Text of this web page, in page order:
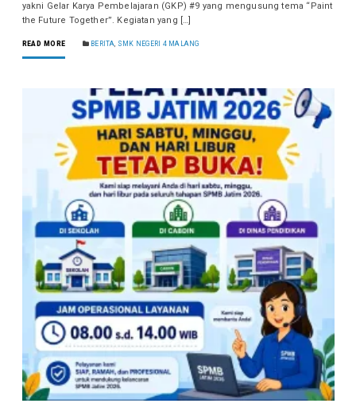
yakni Gelar Karya Pembelajaran (GKP) #9 yang mengusung tema “Paint
the Future Together”. Kegiatan yang […]
READ MORE BERITA, SMK NEGERI 4 MALANG